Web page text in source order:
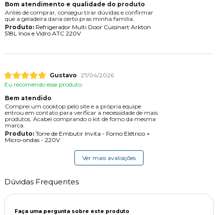
Bom atendimento e qualidade do produto
Antes de comprar, consegui tirar dúvidas e confirmar
que a geladeira daria certo pras minha família.
Produto:Refrigerador Multi Door Cuisinart Arkton
518L Inox e Vidro ATC 220V
Gustavo 27/04/2026
Eu recomendo esse produto.
Bem atendido
Comprei um cooktop pelo site e a própria equipe
entrou em contato para verificar a necessidade de mais
produtos. Acabei comprando o kit de forno da mesma
marca.
Produto:Torre de Embutir Invita - Forno Elétrico +
Micro-ondas - 220V
Ver mais avaliações
Dúvidas Frequentes
Faça uma pergunta sobre este produto